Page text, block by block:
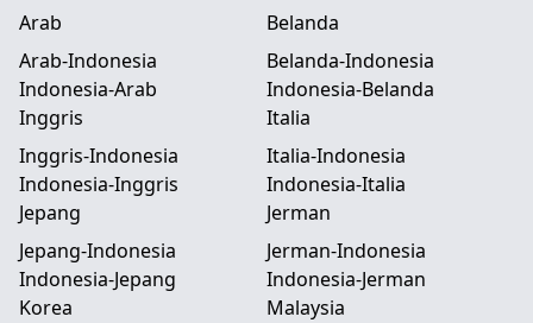
Arab
Arab-Indonesia
Indonesia-Arab
Belanda
Belanda-Indonesia
Indonesia-Belanda
Inggris
Inggris-Indonesia
Indonesia-Inggris
Italia
Italia-Indonesia
Indonesia-Italia
Jepang
Jepang-Indonesia
Indonesia-Jepang
Jerman
Jerman-Indonesia
Indonesia-Jerman
Korea
Malaysia